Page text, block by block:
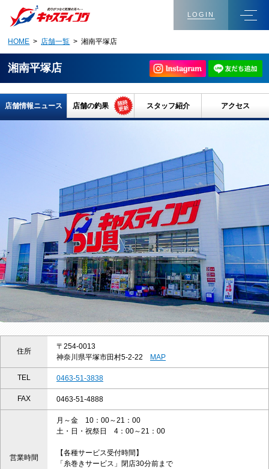
LOGIN
HOME > 店舗一覧 > 湘南平塚店
湘南平塚店
店舗情報ニュース 店舗の釣果 スタッフ紹介 アクセス
住所
〒254-0013
神奈川県平塚市田村5-2-22
MAP
TEL 0463-51-3838
FAX 0463-51-4888
営業時間
月～金 10：00～21：00
土・日・祝祭日 4：00～21：00
【各種サービス受付時間】
「糸巻きサービス」閉店30分前まで